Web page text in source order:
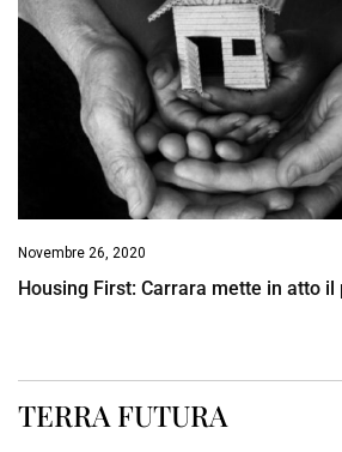
Novembre 26, 2020
Housing First: Carrara mette in atto il
TERRA FUTURA